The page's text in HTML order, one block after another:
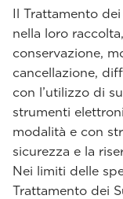
Il Trattamento
nella loro
conservazione,
cancellazione,
con l’utilizzo di
strumenti
modalità e con
sicurezza e la
Nei limiti delle
Trattamento dei